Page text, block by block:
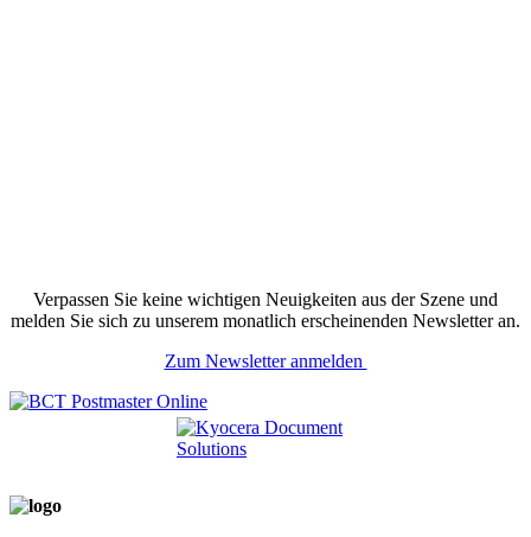
Verpassen Sie keine wichtigen Neuigkeiten aus der Szene und
melden Sie sich zu unserem monatlich erscheinenden Newsletter an.
Zum Newsletter anmelden